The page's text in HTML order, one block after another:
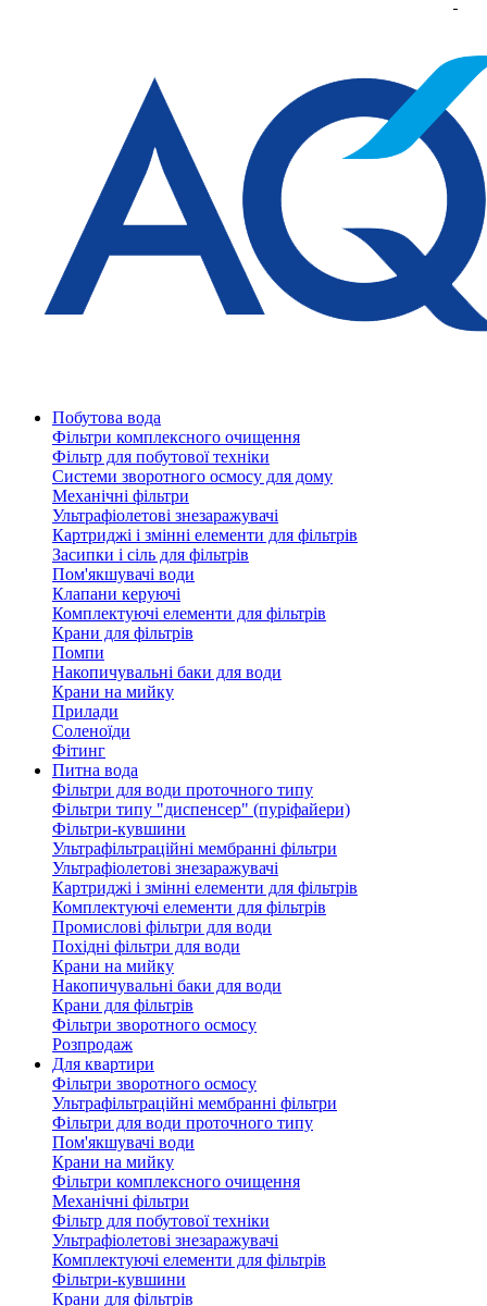
Побутова вода
Фільтри комплексного очищення
Фільтр для побутової техніки
Системи зворотного осмосу для дому
Механічні фільтри
Ультрафіолетові знезаражувачі
Картриджі і змінні елементи для фільтрів
Засипки і сіль для фільтрів
Пом'якшувачі води
Клапани керуючі
Комплектуючі елементи для фільтрів
Крани для фільтрів
Помпи
Накопичувальні баки для води
Крани на мийку
Прилади
Соленоїди
Фітинг
Питна вода
Фільтри для води проточного типу
Фільтри типу "диспенсер" (пуріфайери)
Фільтри-кувшини
Ультрафільтраційні мембранні фільтри
Ультрафіолетові знезаражувачі
Картриджі і змінні елементи для фільтрів
Комплектуючі елементи для фільтрів
Промислові фільтри для води
Похідні фільтри для води
Крани на мийку
Накопичувальні баки для води
Крани для фільтрів
Фільтри зворотного осмосу
Розпродаж
Для квартири
Фільтри зворотного осмосу
Ультрафільтраційні мембранні фільтри
Фільтри для води проточного типу
Пом'якшувачі води
Крани на мийку
Фільтри комплексного очищення
Механічні фільтри
Фільтр для побутової техніки
Ультрафіолетові знезаражувачі
Комплектуючі елементи для фільтрів
Фільтри-кувшини
Крани для фільтрів